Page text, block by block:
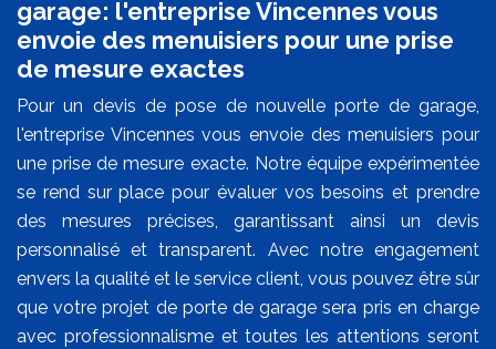
garage: l'entreprise Vincennes vous
envoie des menuisiers pour une prise
de mesure exactes
Pour un devis de pose de nouvelle porte de garage,
l'entreprise Vincennes vous envoie des menuisiers pour
une prise de mesure exacte. Notre équipe expérimentée
se rend sur place pour évaluer vos besoins et prendre
des mesures précises, garantissant ainsi un devis
personnalisé et transparent. Avec notre engagement
envers la qualité et le service client, vous pouvez être sûr
que votre projet de porte de garage sera pris en charge
avec professionnalisme et toutes les attentions seront